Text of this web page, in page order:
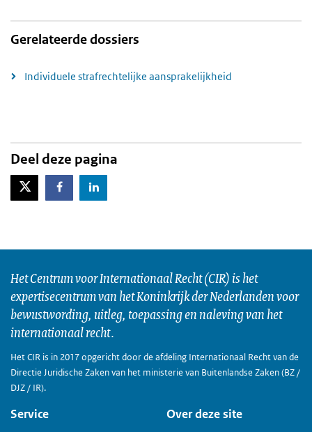
Gerelateerde dossiers
Individuele strafrechtelijke aansprakelijkheid
Deel deze pagina
X-TwitterFacebookLinkedIn
Het Centrum voor Internationaal Recht (CIR) is het
expertisecentrum van het Koninkrijk der Nederlanden voor
bewustwording, uitleg, toepassing en naleving van het
internationaal recht.
Het CIR is in 2017 opgericht door de afdeling Internationaal Recht van de
Directie Juridische Zaken van het ministerie van Buitenlandse Zaken (BZ /
DJZ / IR).
Service Over deze site